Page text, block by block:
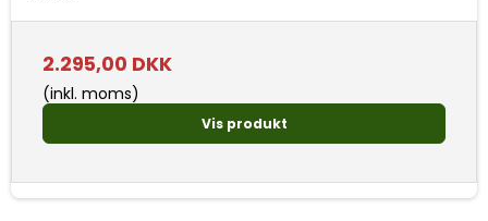
2.295,00 DKK
(inkl. moms)
Vis produkt